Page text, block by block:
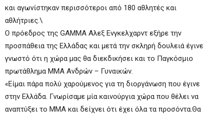
και αγωνίστηκαν περισσότεροι από 180 αθλητές και
αθλήτριες.\
Ο πρόεδρος της GAMMA Αλεξ Ενγκελχαρντ εξήρε την
προσπάθεια της Ελλάδας και μετά την σκληρή δουλειά έγινε
γνωστό ότι η χώρα μας θα διεκδικήσει και το Παγκόσμιο
πρωτάθλημα ΜΜΑ Ανδρών – Γυναικών.
«Είμαι πάρα πολύ χαρούμενος για τη διοργάνωση που έγινε
στην Ελλάδα. Γνωρίσαμε μία καινούργια χώρα που θέλει να
αναπτύξει το ΜΜΑ και δείχνει ότι έχει όλα τα προσόντα.Θα